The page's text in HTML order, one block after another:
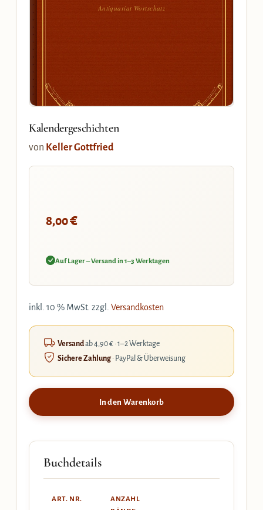
Antiquariat Wortschatz
Kalendergeschichten
von Keller Gottfried
8,00€
Auf Lager – Versand in 1–3 Werktagen
inkl. 10 % MwSt. zzgl. Versandkosten
Versandab 4,90 € · 1–2 Werktage
Sichere Zahlung· PayPal & Überweisung
In den Warenkorb
Buchdetails
ART. NR.
ANZAHL